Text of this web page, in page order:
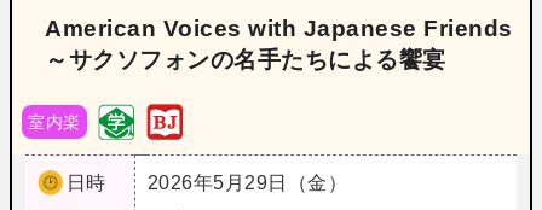
American Voices with Japanese Friends
～サクソフォンの名手たちによる饗宴
室内楽
日時
2026年5月29日（金）